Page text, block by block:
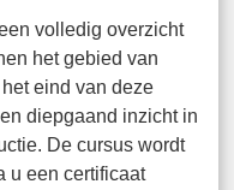
volledig overzicht
het gebied van
eind van deze
diepgaand inzicht in
De cursus wordt
u een certificaat